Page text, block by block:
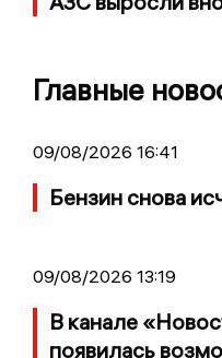
Главные
09/08/2026 16:41
Бензин снова
09/08/2026 13:19
В канале
появилась